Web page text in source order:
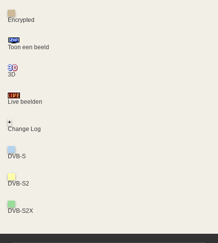
Encrypted
Toon een beeld
3D
Live beelden
+
Change Log
DVB-S
DVB-S2
DVB-S2X